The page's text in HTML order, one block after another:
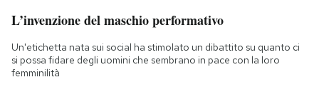
L’invenzione del maschio performativo
Un'etichetta nata sui social ha stimolato un dibattito su quanto ci
si possa fidare degli uomini che sembrano in pace con la loro
femminilità